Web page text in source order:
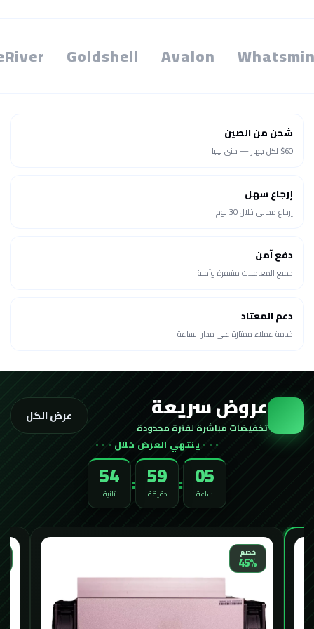
Avalon
Goldshell
شحن من الصين
$60 لكل جهاز — حتى ليبيا
إرجاع سهل
إرجاع مجاني خلال 30 يوم
دفع آمن
جميع المعاملات مشفرة وآمنة
دعم المعتاد
خدمة عملاء ممتازة على مدار الساعة
عروض سريعة
تخفيضات مباشرة لفترة محدودة
ينتهي العرض خلال
05
ساعة :
59
دقيقة :
52
ثانية
عرض الكل
خصم
45%